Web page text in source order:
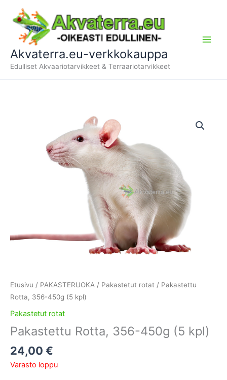
sisältöön
Akvaterra.eu-verkkokauppa
Edulliset Akvaariotarvikkeet & Terraariotarvikkeet
Etusivu / PAKASTERUOKA / Pakastetut rotat / Pakastettu
Rotta, 356-450g (5 kpl)
Pakastetut rotat
Pakastettu Rotta, 356-450g (5 kpl)
24,00 €
Varasto loppu